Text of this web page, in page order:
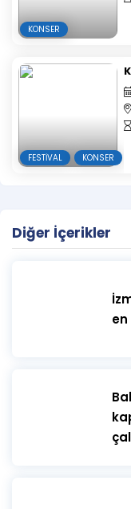
KONSER
FESTIVAL KONSER
Diğer İçerikler